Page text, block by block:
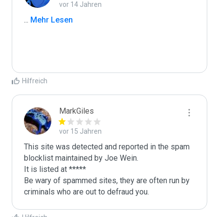
vor 14 Jahren
... Mehr Lesen
Hilfreich
MarkGiles
vor 15 Jahren
This site was detected and reported in the spam
blocklist maintained by Joe Wein.
It is listed at *****
Be wary of spammed sites, they are often run by
criminals who are out to defraud you.